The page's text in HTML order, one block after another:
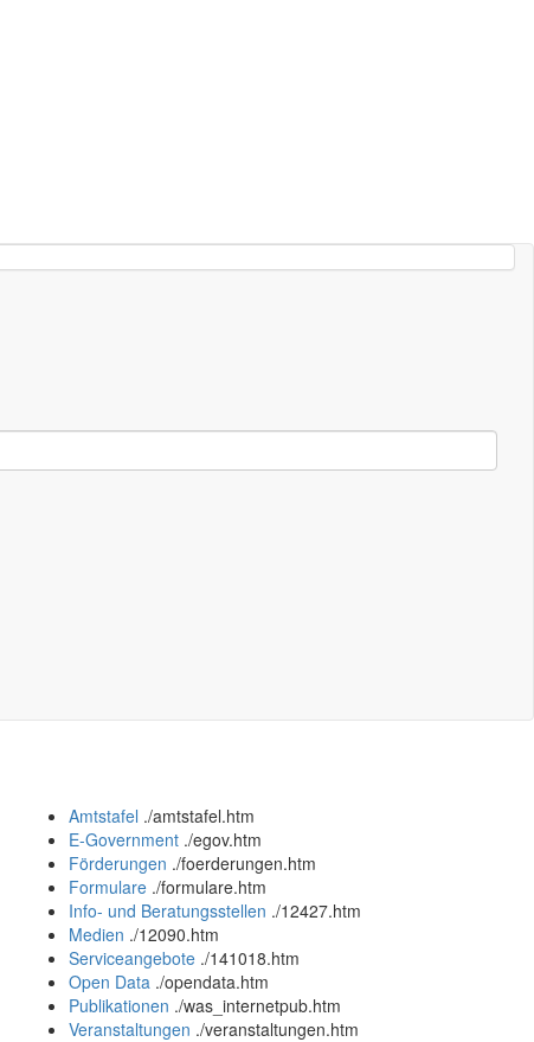
Amtstafel ./amtstafel.htm
E-Government ./egov.htm
Förderungen ./foerderungen.htm
Formulare ./formulare.htm
Info- und Beratungsstellen ./12427.htm
Medien ./12090.htm
Serviceangebote ./141018.htm
Open Data ./opendata.htm
Publikationen ./was_internetpub.htm
Veranstaltungen ./veranstaltungen.htm